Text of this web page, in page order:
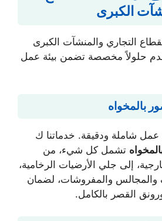
الكبرى
التجاري والمنشآت الكبرى
حلولاً مخصصة تضمن بيئة عمل
بالمخواه
شاملة ودقيقة. خدماتنا ك
تشمل كل شيء، من
إلى جلي الأرضيات الرخامية،
والمفروشات، لضمان
القصر بالكامل.